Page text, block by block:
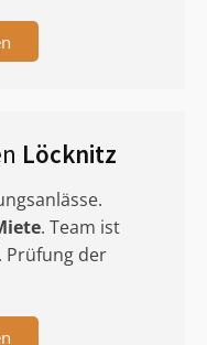
Löcknitz
. Team ist
. Prüfung der